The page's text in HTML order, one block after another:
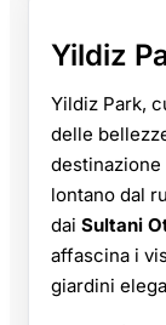
Yildiz
Yildiz Park,
delle
lontano dal
dai Sultani
affascina i
giardini